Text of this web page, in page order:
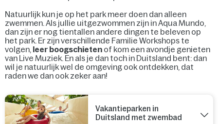
Natuurlijk kun je op het park meer doen dan alleen
zwemmen. Als jullie uitgezwommen zijn in Aqua Mundo,
dan zijn er nog tientallen andere dingen te beleven op
het park. Er zijn verschillende Familie Workshops te
volgen, leer boogschieten of kom een avondje genieten
van Live Muziek. En als je dan toch in Duitsland bent: dan
wil je natuurlijk wel de omgeving ook ontdekken, dat
raden we dan ook zeker aan!
Vakantieparken in
Duitsland met zwembad